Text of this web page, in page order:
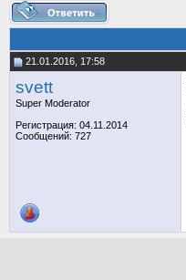
21.01.2016, 17:58
svett
Super Moderator
Регистрация: 04.11.2014
Сообщений: 727